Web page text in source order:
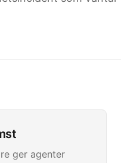
ger agenter